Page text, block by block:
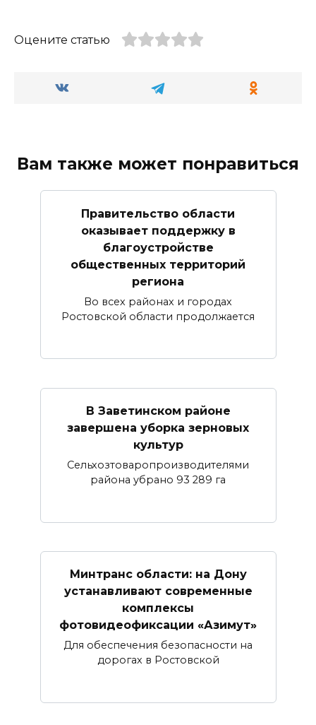
Оцените статью
Вам также может понравиться
Правительство области
оказывает поддержку в
благоустройстве
общественных территорий
региона
Во всех районах и городах
Ростовской области продолжается
В Заветинском районе
завершена уборка зерновых
культур
Сельхозтоваропроизводителями
района убрано 93 289 га
Минтранс области: на Дону
устанавливают современные
комплексы
фотовидеофиксации «Азимут»
Для обеспечения безопасности на
дорогах в Ростовской